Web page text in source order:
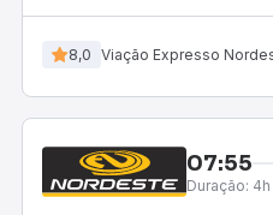
8,0 Viação Expresso
07:55
Duração: